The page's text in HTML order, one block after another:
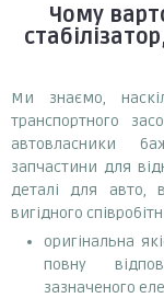
Чому
Ми знаємо,
транспортного
автовласники
запчастини для
деталі для авто,
вигідного
оригінальна
повну
зазначеного